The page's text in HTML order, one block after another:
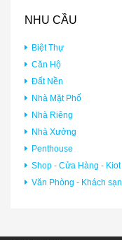
NHU CẦU
Biệt Thự
Căn Hộ
Đất Nền
Nhà Mặt Phố
Nhà Riêng
Nhà Xưởng
Penthouse
Shop - Cửa Hàng - Kiot
Văn Phòng - Khách sạn